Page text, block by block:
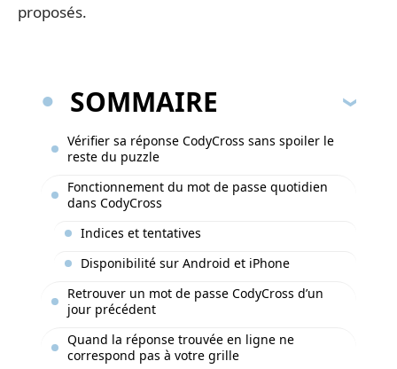
proposés.
SOMMAIRE
Vérifier sa réponse CodyCross sans spoiler le
reste du puzzle
Fonctionnement du mot de passe quotidien
dans CodyCross
Indices et tentatives
Disponibilité sur Android et iPhone
Retrouver un mot de passe CodyCross d’un
jour précédent
Quand la réponse trouvée en ligne ne
correspond pas à votre grille